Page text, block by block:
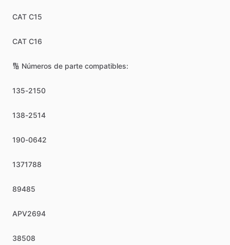
CAT C15
CAT C16
🔢 Números de parte compatibles:
135-2150
138-2514
190-0642
1371788
89485
APV2694
38508